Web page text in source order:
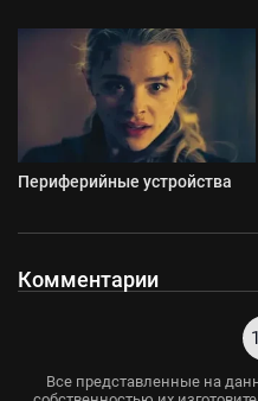
Периферийные устройства
Комментарии
Все представленные на